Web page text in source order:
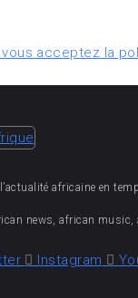
vous acceptez la
africaine en
news, african
Instagram